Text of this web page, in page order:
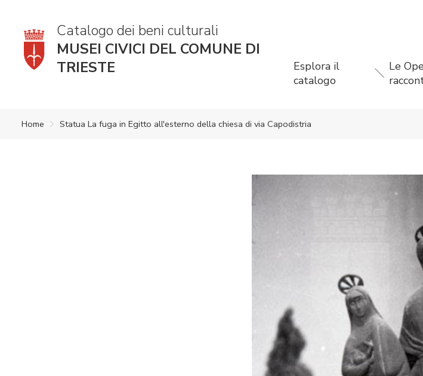
Catalogo dei beni culturali
MUSEI CIVICI DEL COMUNE DI
TRIESTE
Esplora il
catalogo
Le
Home Statua La fuga in Egitto all'esterno della chiesa di via Capodistria